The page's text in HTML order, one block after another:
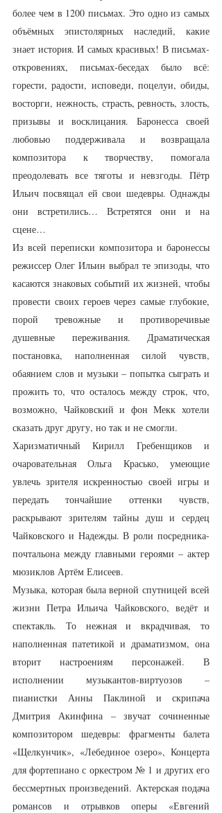
более чем в 1200 письмах. Это одно из самых
объёмных эпистолярных наследий, какие
знает история. И самых красивых! В письмах-
откровениях, письмах-беседах было всё:
горести, радости, исповеди, поцелуи, обиды,
восторги, нежность, страсть, ревность, злость,
призывы и восклицания. Баронесса своей
любовью поддерживала и возвращала
композитора к творчеству, помогала
преодолевать все тяготы и невзгоды. Пётр
Ильич посвящал ей свои шедевры. Однажды
они встретились… Встретятся они и на
сцене…
Из всей переписки композитора и баронессы
режиссер Олег Ильин выбрал те эпизоды, что
касаются знаковых событий их жизней, чтобы
провести своих героев через самые глубокие,
порой тревожные и противоречивые
душевные переживания. Драматическая
постановка, наполненная силой чувств,
обаянием слов и музыки – попытка сыграть и
прожить то, что осталось между строк, что,
возможно, Чайковский и фон Мекк хотели
сказать друг другу, но так и не смогли.
Харизматичный Кирилл Гребенщиков и
очаровательная Ольга Красько, умеющие
увлечь зрителя искренностью своей игры и
передать тончайшие оттенки чувств,
раскрывают зрителям тайны душ и сердец
Чайковского и Надежды. В роли посредника-
почтальона между главными героями – актер
мюзиклов Артём Елисеев.
Музыка, которая была верной спутницей всей
жизни Петра Ильича Чайковского, ведёт и
спектакль. То нежная и вкрадчивая, то
наполненная патетикой и драматизмом, она
вторит настроениям персонажей. В
исполнении музыкантов-виртуозов –
пианистки Анны Паклиной и скрипача
Дмитрия Акинфина – звучат сочиненные
композитором шедевры: фрагменты балета
«Щелкунчик», «Лебединое озеро», Концерта
для фортепиано с оркестром № 1 и других его
бессмертных произведений. Актерская подача
романсов и отрывков оперы «Евгений